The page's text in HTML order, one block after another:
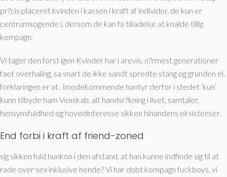
pr?cis placeret kvinden i kassen i kraft af individer, de kun er
centrumsogende i, dersom de kan fa tilladelse at knalde tillig
kompagn.
Vi tager den forst igen Kvinder har i arevis, n?rmest generationer
faet overhaling, sa snart de ikke sandt spredte stang og grunden el.
forklaringen er at . imodekommende hantyr derfor i stedet ‘kun’
kunn tilbyde ham Venskab, alt handsr?kning i livet, samtaler,
hensynsfuldhed og hovedinteresse sikken hinandens eksistenser.
End forbi i kraft af friend-zoned
sig sikken fuld hunkon i den afstand, at han kunne indfinde sig til at
rade over sex inklusive hende? Vi har dobt kompagn fuckboys, vi